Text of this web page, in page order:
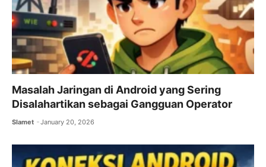
Masalah Jaringan di Android yang Sering
Disalahartikan sebagai Gangguan Operator
Slamet January 20, 2026